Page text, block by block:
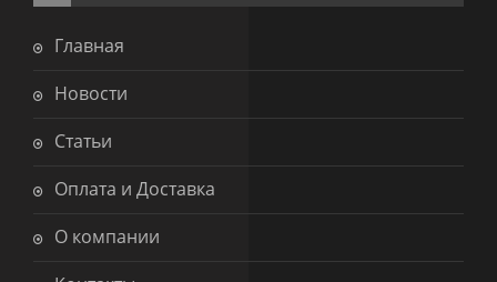
Главная
Новости
Статьи
Оплата и Доставка
О компании